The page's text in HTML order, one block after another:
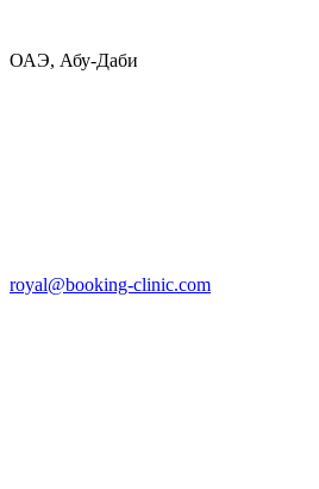
ОАЭ, Абу-Даби
royal@booking-clinic.com